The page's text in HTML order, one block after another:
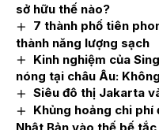
sở hữu thế nào?
7 thành phố tiên
thành năng lượng sạch
Kinh nghiệm của
nóng tại châu Âu:
Siêu đô thị Jakarta
Khủng hoảng chi phí